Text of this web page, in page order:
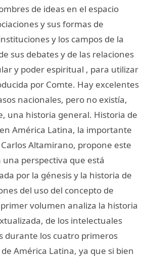
de ideas en el espacio
y sus formas de
y los campos de la
sus debates y de las relaciones
y poder espiritual , para utilizar
por Comte. Hay excelentes
nacionales, pero no existía,
una historia general. Historia de
América Latina, la importante
Altamirano, propone este
perspectiva que está
por la génesis y la historia de
del uso del concepto de
volumen analiza la historia
de los intelectuales
durante los cuatro primeros
América Latina, ya que si bien